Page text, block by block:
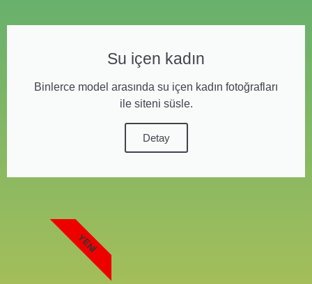
Su içen kadın
Binlerce model arasında su içen kadın fotoğrafları
ile siteni süsle.
Detay
YENI